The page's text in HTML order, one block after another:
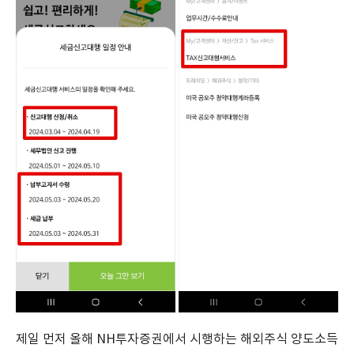
제일 먼저 올해 NH투자증권에서 시행하는 해외주식 양도소득